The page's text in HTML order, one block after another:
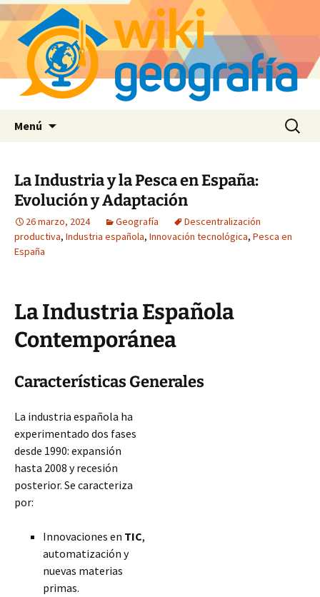
Menú Buscar:
La Industria y la Pesca en España:
Evolución y Adaptación
26 marzo, 2024 Geografía
Descentralización
productiva, Industria española, Innovación tecnológica, Pesca en
España
La Industria Española
Contemporánea
Características Generales
La industria española ha
experimentado dos fases
desde 1990: expansión
hasta 2008 y recesión
posterior. Se caracteriza
por:
Innovaciones en TIC,
automatización y
nuevas materias
primas.